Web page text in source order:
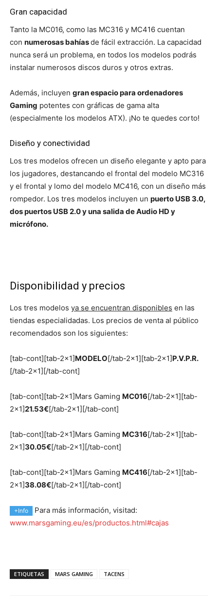
Gran capacidad
Tanto la MC016, como las MC316 y MC416 cuentan
con numerosas bahíasde fácil extracción. La capacidad
nunca será un problema, en todos los modelos podrás
instalar numerosos discos duros y otros extras.
Además, incluyen gran espacio para ordenadores
Gaming potentes con gráficas de gama alta
(especialmente los modelos ATX). ¡No te quedes corto!
Diseño y conectividad
Los tres modelos ofrecen un diseño elegante y apto para
los jugadores, destancando el frontal del modelo MC316
y el frontal y lomo del modelo MC416, con un diseño más
rompedor. Los tres modelos incluyen un puerto USB 3.0,
dos puertos USB 2.0 y una salida de Audio HD y
micrófono.
Disponibilidad y precios
Los tres modelos ya se encuentran disponibles en las
tiendas especialidadas. Los precios de venta al público
recomendados son los siguientes:
[tab-cont][tab-2×1]MODELO[/tab-2×1][tab-2×1]P.V.P.R.
[/tab-2×1][/tab-cont]
[tab-cont][tab-2×1]Mars Gaming MC016[/tab-2×1][tab-
2×1]21.53€[/tab-2×1][/tab-cont]
[tab-cont][tab-2×1]Mars Gaming MC316[/tab-2×1][tab-
2×1]30.05€[/tab-2×1][/tab-cont]
[tab-cont][tab-2×1]Mars Gaming MC416[/tab-2×1][tab-
2×1]38.08€[/tab-2×1][/tab-cont]
+Info
Para más información, visitad:
www.marsgaming.eu/es/productos.html#cajas
ETIQUETAS MARS GAMING TACENS